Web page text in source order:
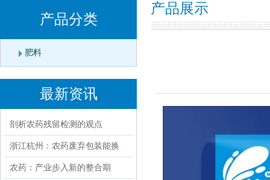
产品分类
肥料
最新资讯
剖析农药残留检测的观点
浙江杭州：农药废弃包装能换
农药：产业步入新的整合期
产品展示